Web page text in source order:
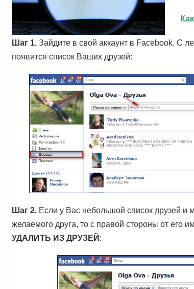
Как
Шаг 1. Зайдите в свой аккаунт в Facebook. С
появится список Ваших друзей:
Шаг 2. Если у Вас небольшой список друзей и
желаемого друга, то с правой стороны от его
УДАЛИТЬ ИЗ ДРУЗЕЙ :